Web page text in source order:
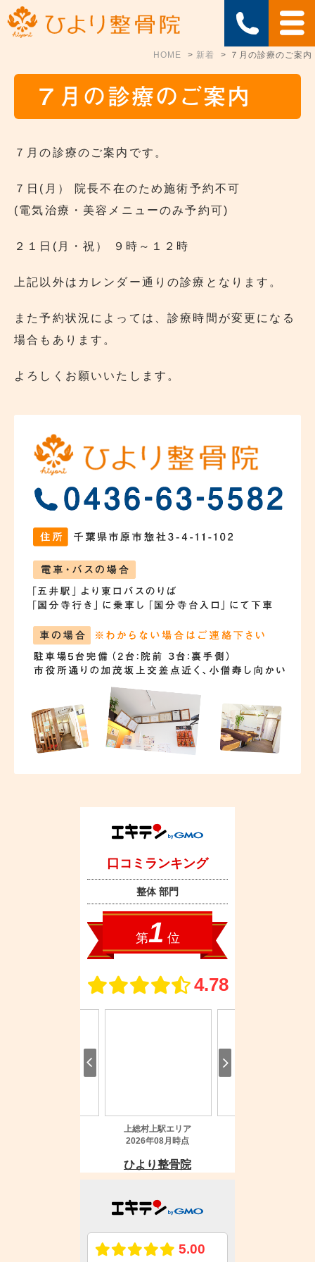
HOME 新着 ７月の診療のご案内
７月の診療のご案内
７月の診療のご案内です。
７日(月） 院長不在のため施術予約不可
(電気治療・美容メニューのみ予約可)
２１日(月・祝） ９時～１２時
上記以外はカレンダー通りの診療となります。
また予約状況によっては、診療時間が変更になる
場合もあります。
よろしくお願いいたします。